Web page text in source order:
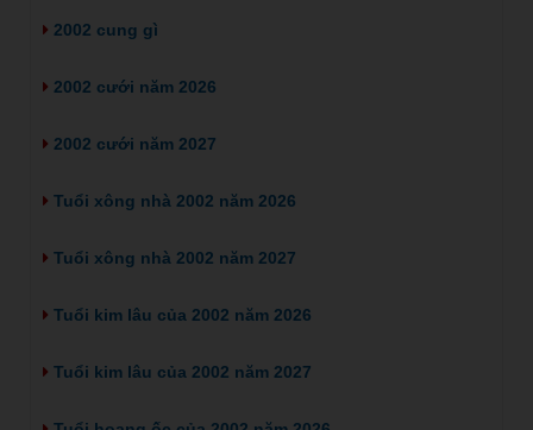
2002 cung gì
2002 cưới năm 2026
2002 cưới năm 2027
Tuổi xông nhà 2002 năm 2026
Tuổi xông nhà 2002 năm 2027
Tuổi kim lâu của 2002 năm 2026
Tuổi kim lâu của 2002 năm 2027